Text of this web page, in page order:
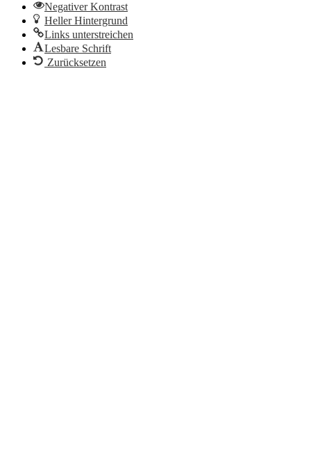
Negativer Kontrast
Heller Hintergrund
Links unterstreichen
Lesbare Schrift
Zurücksetzen